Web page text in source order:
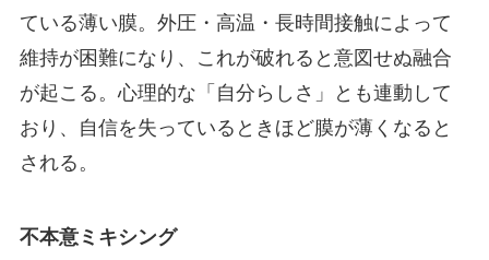
ている薄い膜。外圧・高温・長時間接触によって
維持が困難になり、これが破れると意図せぬ融合
が起こる。心理的な「自分らしさ」とも連動して
おり、自信を失っているときほど膜が薄くなると
される。
不本意ミキシング